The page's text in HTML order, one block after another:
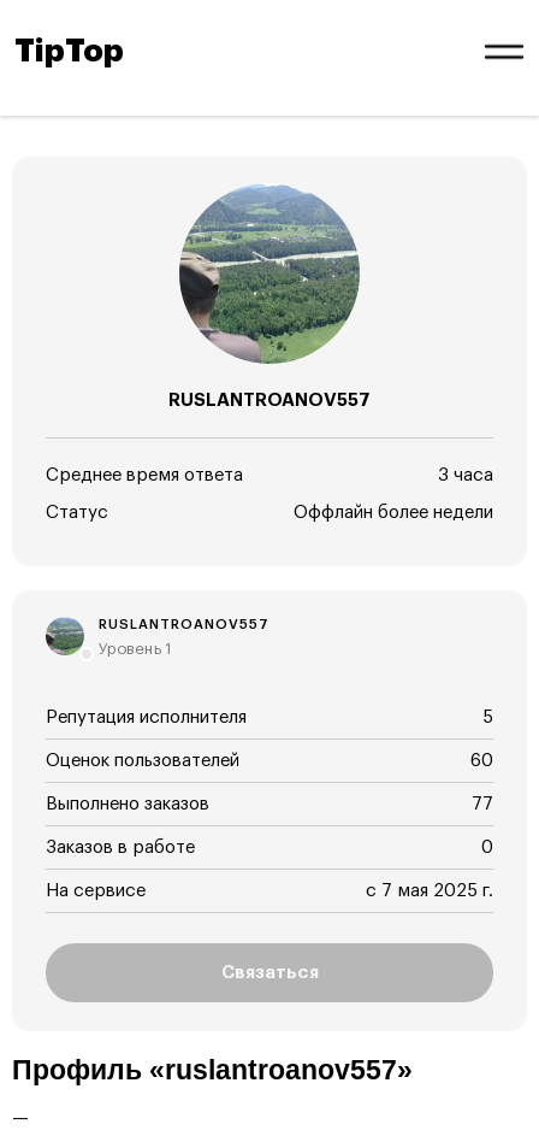
TipTop
RUSLANTROANOV557
Среднее время ответа 3 часа
Статус Оффлайн более недели
RUSLANTROANOV557
Уровень 1
Репутация исполнителя 5
Оценок пользователей 60
Выполнено заказов 77
Заказов в работе 0
На сервисе с 7 мая 2025 г.
Связаться
Профиль «ruslantroanov557»
—